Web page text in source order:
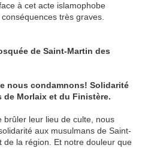
à cet acte islamophobe
très graves.
de Saint-Martin des
nous condamnons! Solidarité
de Morlaix et du Finistère.
brûler leur lieu de culte, nous
aux musulmans de Saint-
de la région. Et notre douleur que